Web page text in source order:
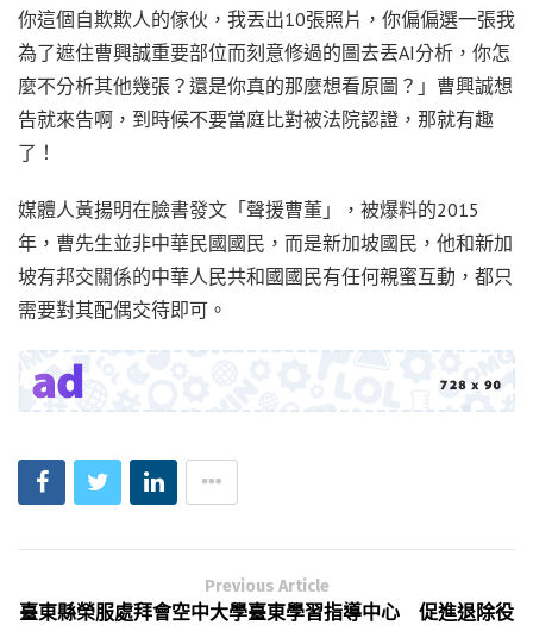
你這個自欺欺人的傢伙，我丟出10張照片，你偏偏選一張我
為了遮住曹興誠重要部位而刻意修過的圖去丟AI分析，你怎
麼不分析其他幾張？還是你真的那麼想看原圖？」曹興誠想
告就來告啊，到時候不要當庭比對被法院認證，那就有趣
了！
媒體人黃揚明在臉書發文「聲援曹董」，被爆料的2015
年，曹先生並非中華民國國民，而是新加坡國民，他和新加
坡有邦交關係的中華人民共和國國民有任何親蜜互動，都只
需要對其配偶交待即可。
Previous Article
臺東縣榮服處拜會空中大學臺東學習指導中心 促進退除役